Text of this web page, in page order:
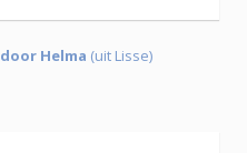
door Helma (uit Lisse)